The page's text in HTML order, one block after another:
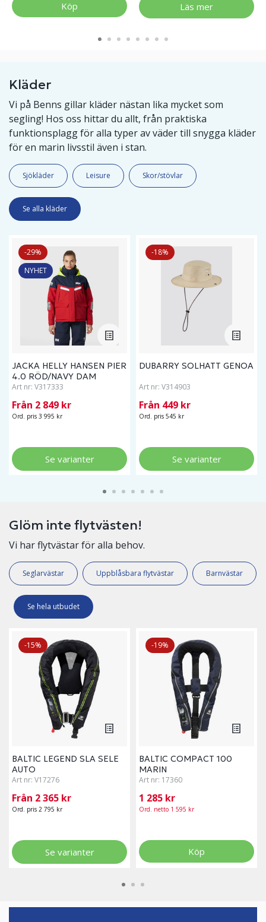
Köp Läs mer
Kläder
Vi på Benns gillar kläder nästan lika mycket som
segling! Hos oss hittar du allt, från praktiska
funktionsplagg för alla typer av väder till snygga kläder
för en marin livsstil även i stan.
Sjökläder Leisure Skor/stövlar
Se alla kläder
-29%
NYHET
JACKA HELLY HANSEN PIER
4.0 RÖD/NAVY DAM
Art nr: V317333
Från 2 849 kr
Ord. pris 3 995 kr
Se varianter
-18%
DUBARRY SOLHATT GENOA
Art nr: V314903
Från 449 kr
Ord. pris 545 kr
Se varianter
Glöm inte flytvästen!
Vi har flytvästar för alla behov.
Seglarvästar Uppblåsbara flytvästar Barnvästar
Se hela utbudet
-15%
BALTIC LEGEND SLA SELE
AUTO
Art nr: V17276
Från 2 365 kr
Ord. pris 2 795 kr
Se varianter
-19%
BALTIC COMPACT 100
MARIN
Art nr: 17360
1 285 kr
Ord. netto 1 595 kr
Köp